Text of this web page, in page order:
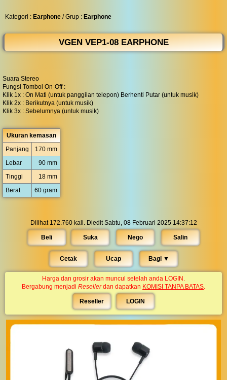
Kategori : Earphone / Grup : Earphone
VGEN VEP1-08 EARPHONE
Suara Stereo
Fungsi Tombol On-Off :
Klik 1x : On Mati (untuk panggilan telepon) Berhenti Putar (untuk musik)
Klik 2x : Berikutnya (untuk musik)
Klik 3x : Sebelumnya (untuk musik)
Ukuran kemasan
Panjang
170 mm
Lebar
90 mm
Tinggi
18 mm
Berat
60 gram
Dilihat 172.760 kali. Diedit Sabtu, 08 Februari 2025 14:37:12
Beli Suka Nego Salin
Cetak Ucap Bagi ▼︎
Harga dan grosir akan muncul setelah anda LOGIN.
Bergabung menjadi Resellerdan dapatkan KOMISI TANPA BATAS.
Reseller LOGIN